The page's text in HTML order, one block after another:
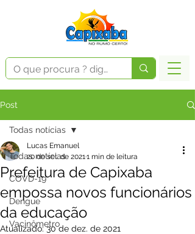
Post
Todas notícias
COVD-19
Dengue
Vacinômetro
Todas notícias
Prefeitura de Capixaba
empossa novos funcionários
da educação
Lucas Emanuel
20 de set. de 20211 min de leitura
Atualizado:30 de dez. de 2021